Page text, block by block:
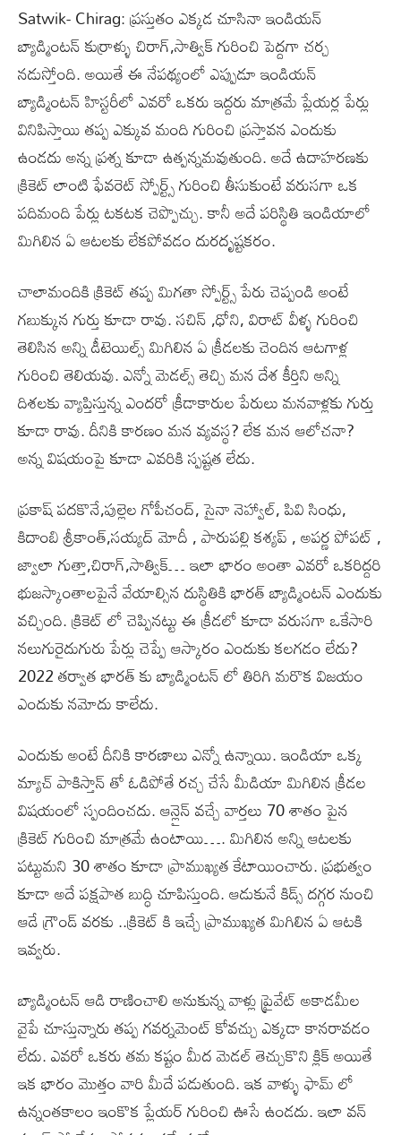
Satwik- Chirag: ప్రస్తుతం ఎక్కడ చూసినా ఇండియన్
బ్యాడ్మింటన్ కుర్రాళ్ళు చిరాగ్,సాత్విక్ గురించి పెద్దగా చర్చ
నడుస్తోంది. అయితే ఈ నేపథ్యంలో ఎప్పుడూ ఇండియన్
బ్యాడ్మింటన్ హిస్టరీలో ఎవరో ఒకరు ఇద్దరు మాత్రమే ప్లేయర్ల పేర్లు
వినిపిస్తాయి తప్ప ఎక్కువ మంది గురించి ప్రస్తావన ఎందుకు
ఉండదు అన్న ప్రశ్న కూడా ఉత్పన్నమవుతుంది. అదే ఉదాహరణకు
క్రికెట్ లాంటి ఫేవరెట్ స్పోర్ట్స్ గురించి తీసుకుంటే వరుసగా ఒక
పదిమంది పేర్లు టకటక చెప్పొచ్చు. కానీ అదే పరిస్థితి ఇండియాలో
మిగిలిన ఏ ఆటలకు లేకపోవడం దురదృష్టకరం.
చాలామందికి క్రికెట్ తప్ప మిగతా స్పోర్ట్స్ పేరు చెప్పండి అంటే
గబుక్కున గుర్తు కూడా రావు. సచిన్ ,ధోని, విరాట్ వీళ్ళ గురించి
తెలిసిన అన్ని డీటెయిల్స్ మిగిలిన ఏ క్రీడలకు చెందిన ఆటగాళ్ల
గురించి తెలియవు. ఎన్నో మెడల్స్ తెచ్చి మన దేశ కీర్తిని అన్ని
దిశలకు వ్యాప్తిస్తున్న ఎందరో క్రీడాకారుల పేరులు మనవాళ్లకు గుర్తు
కూడా రావు. దీనికి కారణం మన వ్యవస్థ? లేక మన ఆలోచనా?
అన్న విషయంపై కూడా ఎవరికి స్పష్టత లేదు.
ప్రకాష్ పదకొనే,పుల్లెల గోపీచంద్, సైనా నెహ్వాల్, పివి సింధు,
కిదాంబి శ్రీకాంత్,సయ్యద్ మోదీ , పారుపల్లి కశ్యప్ , అపర్ణ పోపట్ ,
జ్వాలా గుత్తా,చిరాగ్,సాత్విక్… ఇలా భారం అంతా ఎవరో ఒకరిద్దరి
భుజస్కాంతాలపైనే వేయాల్సిన దుస్థితికి భారత్ బ్యాడ్మింటన్ ఎందుకు
వచ్చింది. క్రికెట్ లో చెప్పినట్టు ఈ క్రీడలో కూడా వరుసగా ఒకేసారి
నలుగురైదుగురు పేర్లు చెప్పే ఆస్కారం ఎందుకు కలగడం లేదు?
2022 తర్వాత భారత్ కు బ్యాడ్మింటన్ లో తిరిగి మరొక విజయం
ఎందుకు నమోదు కాలేదు.
ఎందుకు అంటే దీనికి కారణాలు ఎన్నో ఉన్నాయి. ఇండియా ఒక్క
మ్యాచ్ పాకిస్తాన్ తో ఓడిపోతే రచ్చ చేసే మీడియా మిగిలిన క్రీడల
విషయంలో స్పందించదు. ఆన్లైన్ వచ్చే వార్తలు 70 శాతం పైన
క్రికెట్ గురించి మాత్రమే ఉంటాయి…. మిగిలిన అన్ని ఆటలకు
పట్టుమని 30 శాతం కూడా ప్రాముఖ్యత కేటాయించారు. ప్రభుత్వం
కూడా అదే పక్షపాత బుద్ధి చూపిస్తుంది. ఆడుకునే కిడ్స్ దగ్గర నుంచి
ఆడే గ్రౌండ్ వరకు ..క్రికెట్ కి ఇచ్చే ప్రాముఖ్యత మిగిలిన ఏ ఆటకి
ఇవ్వరు.
బ్యాడ్మింటన్ ఆడి రాణించాలి అనుకున్న వాళ్లు ప్రైవేట్ అకాడమీల
వైపే చూస్తున్నారు తప్ప గవర్నమెంట్ కోవచ్చు ఎక్కడా కానరావడం
లేదు. ఎవరో ఒకరు తమ కష్టం మీద మెడల్ తెచ్చుకొని క్లిక్ అయితే
ఇక భారం మొత్తం వారి మీదే పడుతుంది. ఇక వాళ్ళు ఫామ్ లో
ఉన్నంతకాలం ఇంకొక ప్లేయర్ గురించి ఊసే ఉండదు. ఇలా వన్